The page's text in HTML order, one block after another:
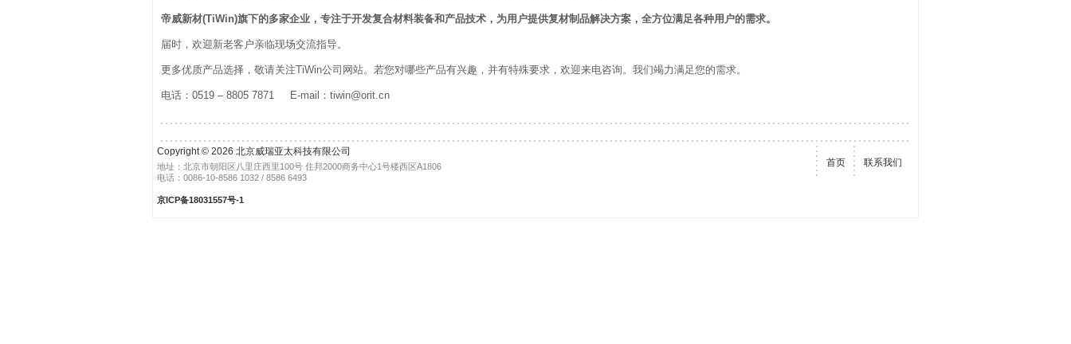
帝威新材(TiWin)旗下的多家企业，专注于开发复合材料装备和产品技术，为用户提供复材制品解决方案，全方位满足各种用户的需求。
届时，欢迎新老客户亲临现场交流指导。
更多优质产品选择，敬请关注TiWin公司网站。若您对哪些产品有兴趣，并有特殊要求，欢迎来电咨询。我们竭力满足您的需求。
电话：0519 – 8805 7871 E-mail：tiwin@orit.cn
Copyright © 2026 北京威瑞亚太科技有限公司
地址：北京市朝阳区八里庄西里100号 住邦2000商务中心1号楼西区A1806
电话：0086-10-8586 1032 / 8586 6493
京ICP备18031557号-1
首页 联系我们